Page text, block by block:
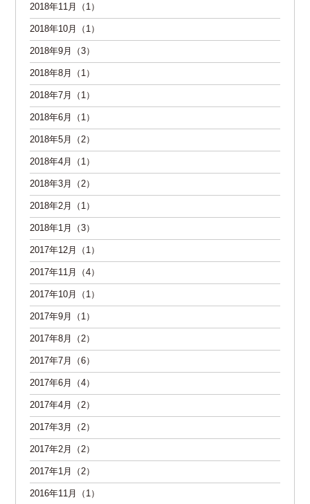
2018年11月（1）
2018年10月（1）
2018年9月（3）
2018年8月（1）
2018年7月（1）
2018年6月（1）
2018年5月（2）
2018年4月（1）
2018年3月（2）
2018年2月（1）
2018年1月（3）
2017年12月（1）
2017年11月（4）
2017年10月（1）
2017年9月（1）
2017年8月（2）
2017年7月（6）
2017年6月（4）
2017年4月（2）
2017年3月（2）
2017年2月（2）
2017年1月（2）
2016年11月（1）